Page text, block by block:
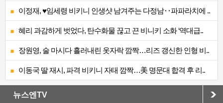
이정재, ♥임세령 비키니 인생샷 남겨주는 다정남‥파파라치에 ..
혜리 과감하게 벗었다, 탄수화물 끊고 끈 비니키 소화 ‘역대급..
장원영, 술 마시다 흘러내린 옷자락 깜짝…리즈 갱신한 인형 비..
이동국 딸 재시, 파격 비키니 자태 깜짝…美 명문대 합격 후 리..
뉴스엔TV